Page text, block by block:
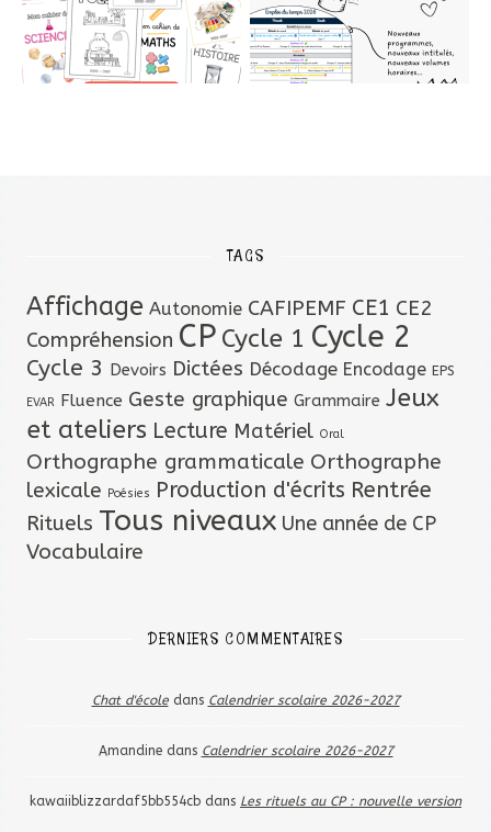
TAGS
Affichage Autonomie CAFIPEMF CE1 CE2
Compréhension CP Cycle 1 Cycle 2
Cycle 3 Devoirs Dictées Décodage Encodage EPS
EVAR Fluence Geste graphique Grammaire Jeux
et ateliers Lecture Matériel Oral
Orthographe grammaticale Orthographe
lexicale Poésies Production d'écrits Rentrée
Rituels Tous niveaux Une année de CP
Vocabulaire
DERNIERS COMMENTAIRES
Chat d'écoledans Calendrier scolaire 2026-2027
Amandinedans Calendrier scolaire 2026-2027
kawaiiblizzardaf5bb554cb dans Les rituels au CP : nouvelle version